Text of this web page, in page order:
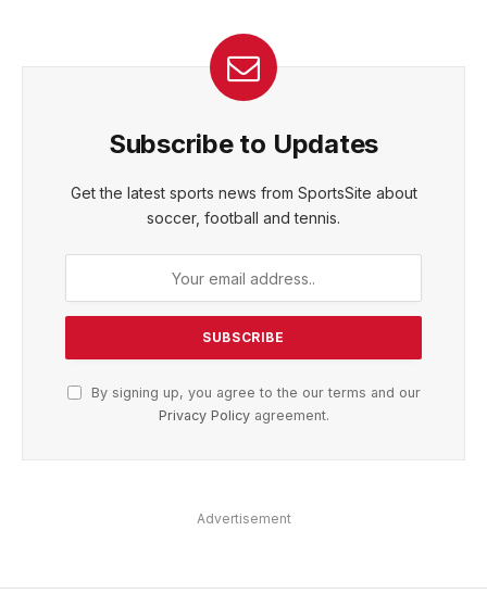
Subscribe to Updates
Get the latest sports news from SportsSite about
soccer, football and tennis.
By signing up, you agree to the our terms and our
Privacy Policyagreement.
Advertisement